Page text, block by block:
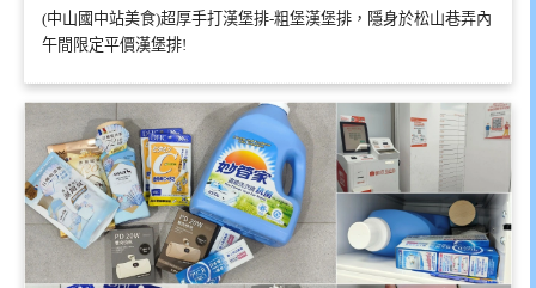
(中山國中站美食)超厚手打漢堡排-粗堡漢堡排，隱身於松山巷弄內
午間限定平價漢堡排!